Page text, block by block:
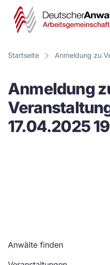
Startseite
Anmeldung
17.04.2025
Anwälte finden